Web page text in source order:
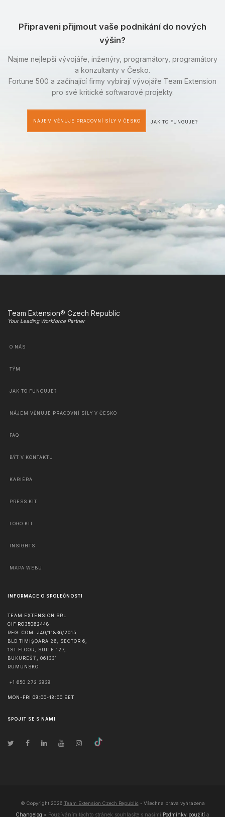
Připraveni přijmout vaše podnikání do nových
výšin?
Najme nejlepší vývojáře, inženýry, programátory, programátory
a konzultanty v Česko.
Fortune 500 a začínající firmy vybírají vývojáře Team Extension
pro své kritické softwarové projekty.
NÁJEM VĚNUJE PRACOVNÍ SÍLY V ČESKO JAK TO FUNGUJE?
Team Extension® Czech Republic
Your Leading Workforce Partner
O NÁS
TÝM
JAK TO FUNGUJE?
NÁJEM VĚNUJE PRACOVNÍ SÍLY V ČESKO
FAQ
BÝT V KONTAKTU
KARIÉRA
PRESS KIT
LOGO KIT
INSIGHTS
MAPA WEBU
INFORMACE O SPOLEČNOSTI
TEAM EXTENSION SRL
CIF RO35062448
REG. COM. J40/11836/2015
BLD TIMIȘOARA 26, SECTOR 6,
1ST FLOOR, SUITE 127,
BUKUREŠŤ , 061331
RUMUNSKO
+1 650 272 3939
MON-FRI 09:00-18:00 EET
SPOJIT SE S NÁMI
© Copyright 2026 Team Extension Czech Republic - Všechna práva vyhrazena
Changelog ● Používáním těchto stránek souhlasíte s našimi Podmínky použití a